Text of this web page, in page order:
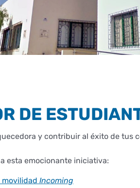
DE
y contribuir al éxito de tus
esta emocionante iniciativa:
movilidad Incoming